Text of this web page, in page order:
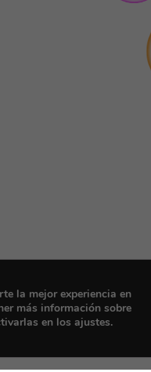
la mejor experiencia en
más información sobre
en los ajustes.